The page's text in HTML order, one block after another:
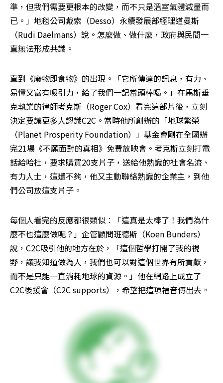
準，但我們需要更根本的改變，而不只是溫室氣體減量而
已。」地毯公司戴索（Desso）永續發展部經理道曼斯
（Rudi Daelmans）說。怎麼做、做什麼，政府與民間一
直無法形成共識。
直到《廢物即食物》的出現。「它所傳達的訊息，有力、
易懂又富有吸引力，給了我們一記當頭棒喝。」在馬斯垂
克執業的律師考克斯（Roger Cox）看完這部片後，立刻
決定要讓更多人認識C2C。當時他所創辦的「地球繁榮
（Planet Prosperity Foundation）」基金會剛在全國辦
完21場《不願面對的真相》免費放映會。考克斯立刻打電
話給哈杜，要求購買20支片子，送給他熟識的社會名流、
有力人士，這還不夠，他又主動聯絡熟識的企業主，到他
們公司放這支片子。
每個人看完的反應都很類似：「這真是太棒了！我們為什
麼不也這麼做呢？」企管顧問班德斯（Koen Bunders）
說，C2C吸引他的地方在於，「這個哲學打開了我的視
野，讓我知道做為人，我們也可以對這個世界有所貢獻，
而不是只能一直消耗地球的資源。」他在網路上成立了
C2C後援會（C2C supports），希望把這項福音傳出去。